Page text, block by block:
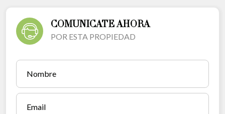
COMUNICATE AHORA
POR ESTA PROPIEDAD